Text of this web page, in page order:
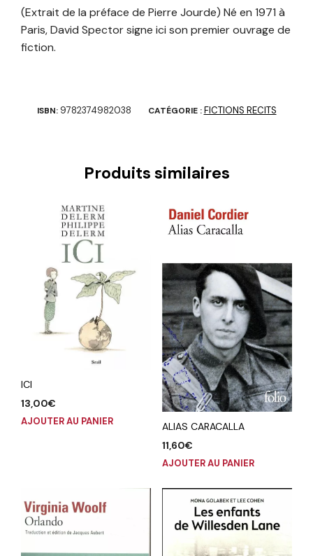
(Extrait de la préface de Pierre Jourde) Né en 1971 à
Paris, David Spector signe ici son premier ouvrage de
fiction.
ISBN: 9782374982038 CATÉGORIE :FICTIONS RECITS
Produits similaires
ICI
13,00€
AJOUTER AU PANIER
ALIAS CARACALLA
11,60€
AJOUTER AU PANIER